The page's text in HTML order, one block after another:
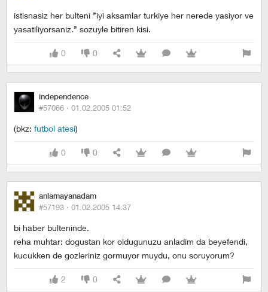
istisnasiz her bulteni ’’iyi aksamlar turkiye her nerede yasiyor ve
yasatiliyorsaniz.’’ sozuyle bitiren kisi.
0 0
independence
#57066 · 01.02.2005 01:52
(bkz: futbol atesi)
0 0
anlamayanadam
#57193 · 01.02.2005 14:37
bi haber bulteninde.
reha muhtar: dogustan kor oldugunuzu anladim da beyefendi,
kucukken de gozleriniz gormuyor muydu, onu soruyorum?
2 0